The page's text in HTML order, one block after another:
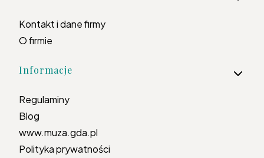
Kontakt i dane firmy
O firmie
Informacje
Regulaminy
Blog
www.muza.gda.pl
Polityka prywatności